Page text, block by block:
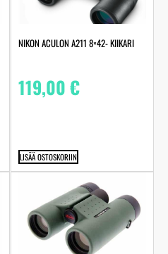
NIKON ACULON A211 8×42- KIIKARI
119,00€
LISÄÄ OSTOSKORIIN